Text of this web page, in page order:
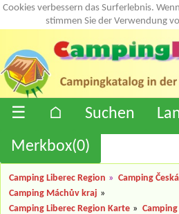
Cookies verbessern das Surferlebnis.
stimmen Sie der Verwendung
☰ ⌂ Suchen
Merkbox(0)
Camping Liberec Region » Camping
Camping Máchův kraj »
Camping Liberec Region Karte »